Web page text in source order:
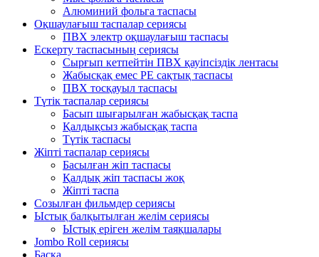
Алюминий фольга таспасы
Оқшаулағыш таспалар сериясы
ПВХ электр оқшаулағыш таспасы
Ескерту таспасының сериясы
Сырғып кетпейтін ПВХ қауіпсіздік лентасы
Жабысқақ емес PE сақтық таспасы
ПВХ тосқауыл таспасы
Түтік таспалар сериясы
Басып шығарылған жабысқақ таспа
Қалдықсыз жабысқақ таспа
Түтік таспасы
Жіпті таспалар сериясы
Басылған жіп таспасы
Қалдық жіп таспасы жоқ
Жіпті таспа
Созылған фильмдер сериясы
Ыстық балқытылған желім сериясы
Ыстық еріген желім таяқшалары
Jombo Roll сериясы
Басқа